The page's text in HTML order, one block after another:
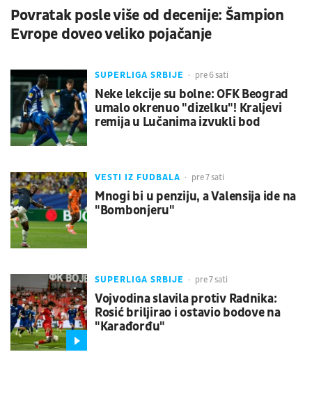
Povratak posle više od decenije: Šampion
Evrope doveo veliko pojačanje
SUPERLIGA SRBIJE pre 6 sati
Neke lekcije su bolne: OFK Beograd
umalo okrenuo "dizelku"! Kraljevi
remija u Lučanima izvukli bod
VESTI IZ FUDBALA pre 7 sati
Mnogi bi u penziju, a Valensija ide na
"Bombonjeru"
SUPERLIGA SRBIJE pre 7 sati
Vojvodina slavila protiv Radnika:
Rosić briljirao i ostavio bodove na
"Karađorđu"